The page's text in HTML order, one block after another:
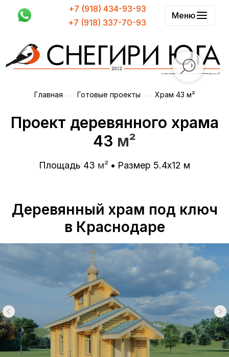
+7 (918) 434-93-93
+7 (918) 337-70-93
Меню
Главная → Готовые проекты → Храм 43 м²
Проект деревянного храма
43 м²
Площадь 43 м² • Размер 5.4х12 м
Деревянный храм под ключ
в Краснодаре